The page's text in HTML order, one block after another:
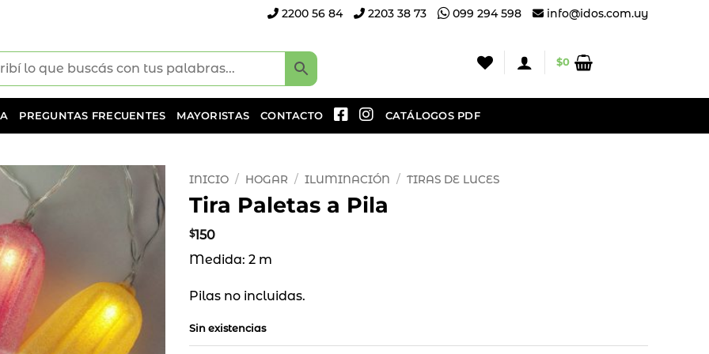
2200 56 84 2203 38 73 099 294 598 info@idos.com.uy
$0
PREGUNTAS FRECUENTES MAYORISTAS CONTACTO CATÁLOGOS PDF
Añadir
a la
lista
de
deseos
INICIO / HOGAR / ILUMINACIÓN / TIRAS DE LUCES
Tira Paletas a Pila
$150
Medida: 2 m
Pilas no incluidas.
Sin existencias